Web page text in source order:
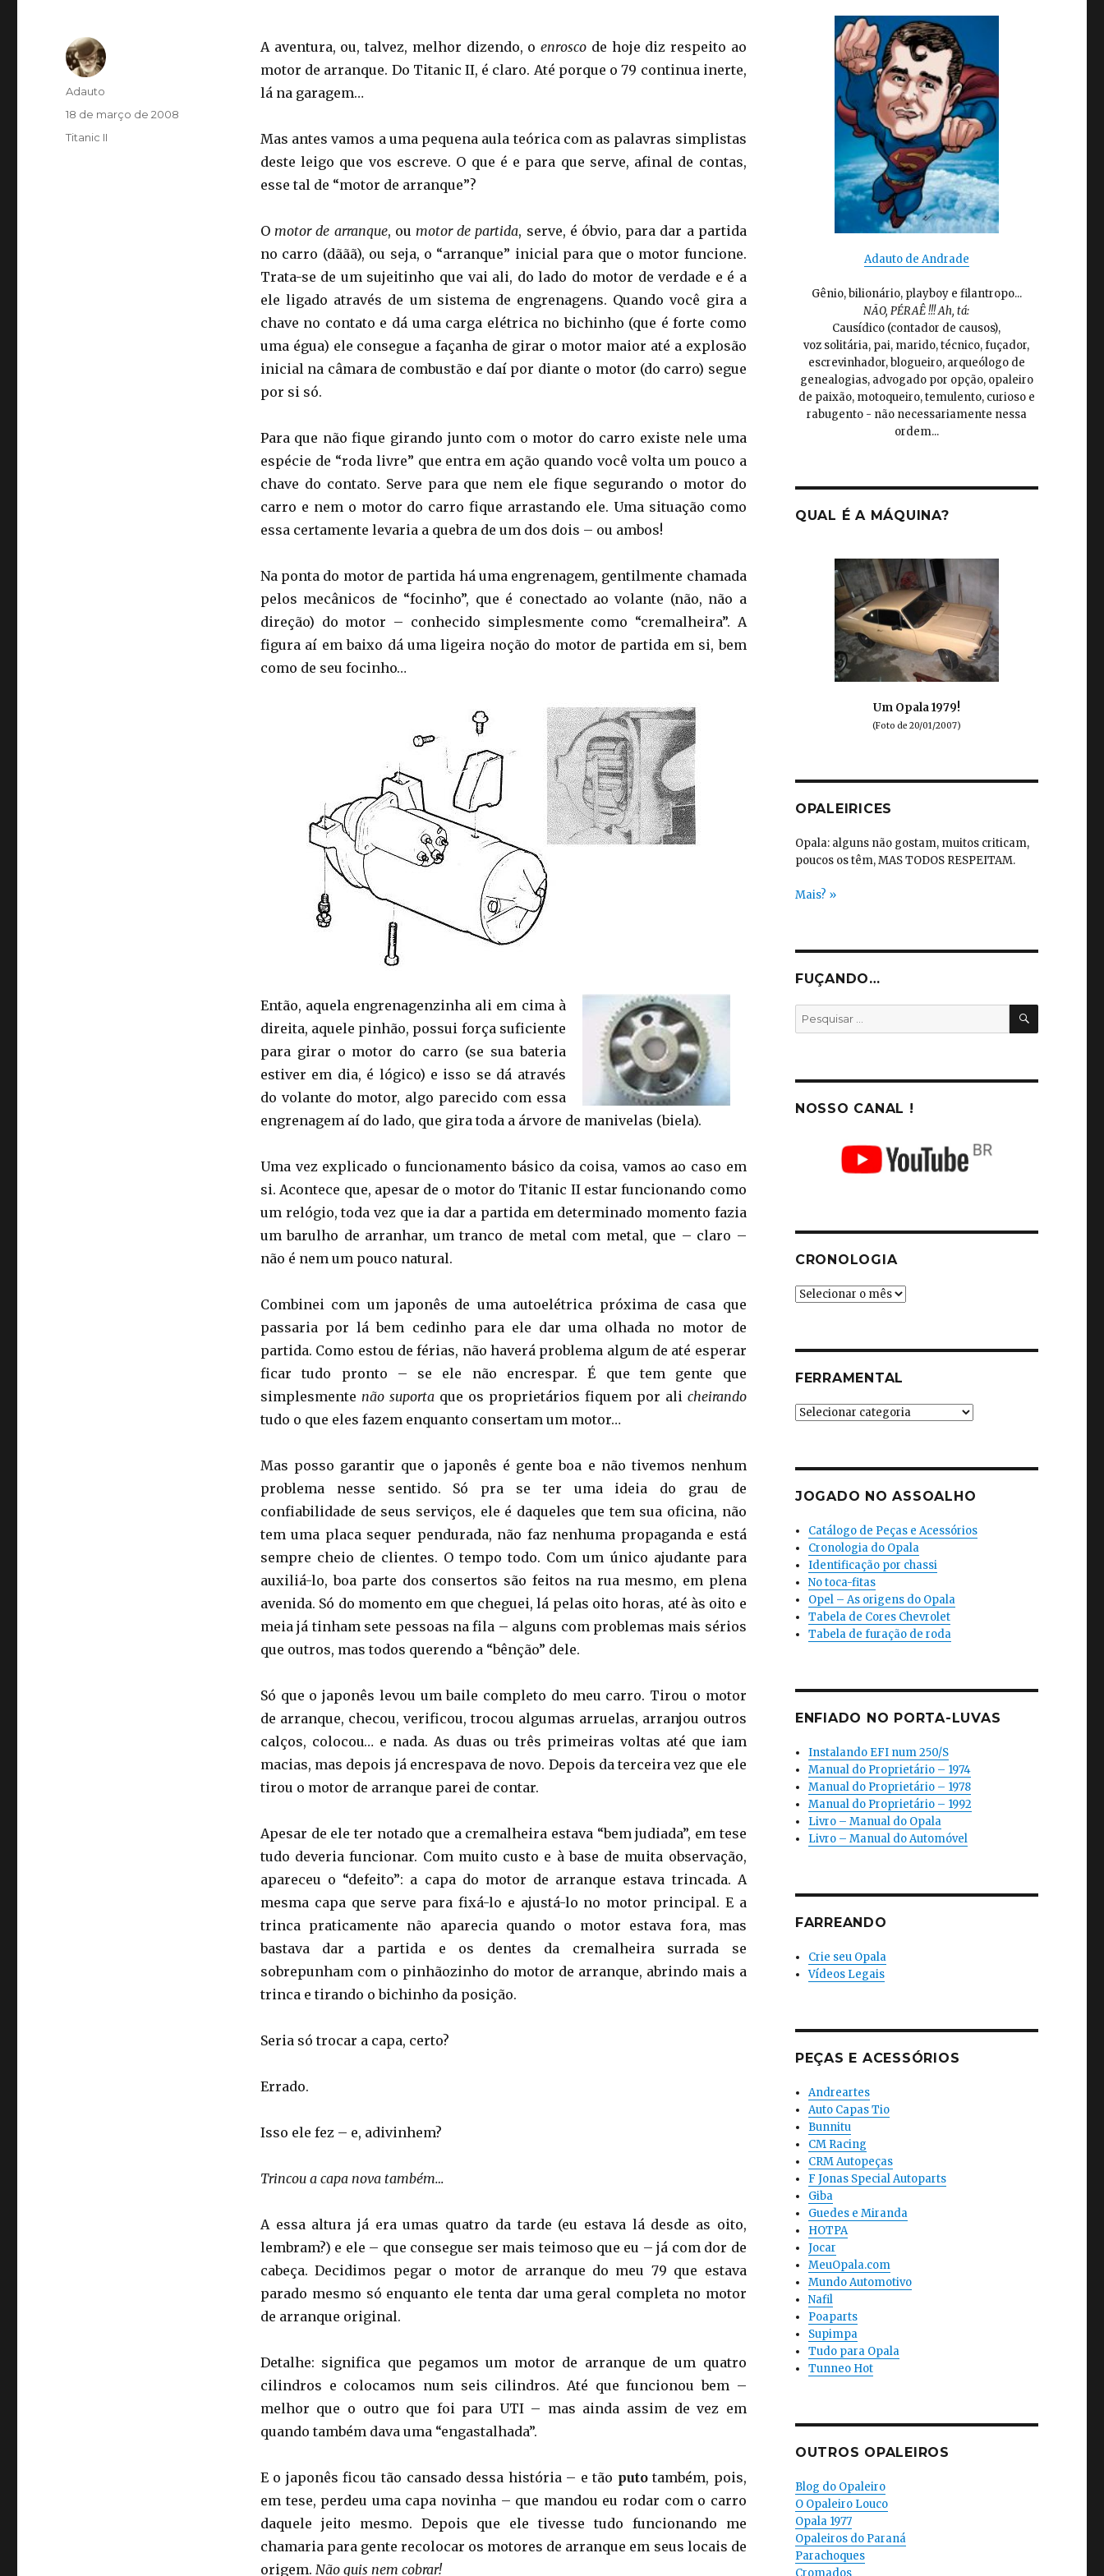
A aventura, ou, talvez, melhor dizendo, oenrosco de hoje diz respeito ao
motor de arranque. Do Titanic II, é claro. Até porque o 79 continua inerte,
lá na garagem…
Mas antes vamos a uma pequena aula teórica com as palavras simplistas
deste leigo que vos escreve. O que é e para que serve, afinal de contas,
esse tal de “motor de arranque”?
Omotor de arranque, ou motor de partida, serve, é óbvio, para dar a partida
no carro (dããã), ou seja, o “arranque” inicial para que o motor funcione.
Trata-se de um sujeitinho que vai ali, do lado do motor de verdade e é a
ele ligado através de um sistema de engrenagens. Quando você gira a
chave no contato e dá uma carga elétrica no bichinho (que é forte como
uma égua) ele consegue a façanha de girar o motor maior até a explosão
inicial na câmara de combustão e daí por diante o motor (do carro) segue
por si só.
Para que não fique girando junto com o motor do carro existe nele uma
espécie de “roda livre” que entra em ação quando você volta um pouco a
chave do contato. Serve para que nem ele fique segurando o motor do
carro e nem o motor do carro fique arrastando ele. Uma situação como
essa certamente levaria a quebra de um dos dois – ou ambos!
Na ponta do motor de partida há uma engrenagem, gentilmente chamada
pelos mecânicos de “focinho”, que é conectado ao volante (não, não a
direção) do motor – conhecido simplesmente como “cremalheira”. A
figura aí em baixo dá uma ligeira noção do motor de partida em si, bem
como de seu focinho…
Então, aquela engrenagenzinha ali em cima à
direita, aquele pinhão, possui força suficiente
para girar o motor do carro (se sua bateria
estiver em dia, é lógico) e isso se dá através
do volante do motor, algo parecido com essa
engrenagem aí do lado, que gira toda a árvore de manivelas (biela).
Uma vez explicado o funcionamento básico da coisa, vamos ao caso em
si. Acontece que, apesar de o motor do Titanic II estar funcionando como
um relógio, toda vez que ia dar a partida em determinado momento fazia
um barulho de arranhar, um tranco de metal com metal, que – claro –
não é nem um pouco natural.
Combinei com um japonês de uma autoelétrica próxima de casa que
passaria por lá bem cedinho para ele dar uma olhada no motor de
partida. Como estou de férias, não haverá problema algum de até esperar
ficar tudo pronto – se ele não encrespar. É que tem gente que
simplesmente não suportaque os proprietários fiquem por ali cheirando
tudo o que eles fazem enquanto consertam um motor…
Mas posso garantir que o japonês é gente boa e não tivemos nenhum
problema nesse sentido. Só pra se ter uma ideia do grau de
confiabilidade de seus serviços, ele é daqueles que tem sua oficina, não
tem uma placa sequer pendurada, não faz nenhuma propaganda e está
sempre cheio de clientes. O tempo todo. Com um único ajudante para
auxiliá-lo, boa parte dos consertos são feitos na rua mesmo, em plena
avenida. Só do momento em que cheguei, lá pelas oito horas, até às oito e
meia já tinham sete pessoas na fila – alguns com problemas mais sérios
que outros, mas todos querendo a “bênção” dele.
Só que o japonês levou um baile completo do meu carro. Tirou o motor
de arranque, checou, verificou, trocou algumas arruelas, arranjou outros
calços, colocou… e nada. As duas ou três primeiras voltas até que iam
macias, mas depois já encrespava de novo. Depois da terceira vez que ele
tirou o motor de arranque parei de contar.
Apesar de ele ter notado que a cremalheira estava “bem judiada”, em tese
tudo deveria funcionar. Com muito custo e à base de muita observação,
apareceu o “defeito”: a capa do motor de arranque estava trincada. A
mesma capa que serve para fixá-lo e ajustá-lo no motor principal. E a
trinca praticamente não aparecia quando o motor estava fora, mas
bastava dar a partida e os dentes da cremalheira surrada se
sobrepunham com o pinhãozinho do motor de arranque, abrindo mais a
trinca e tirando o bichinho da posição.
Seria só trocar a capa, certo?
Errado.
Isso ele fez – e, adivinhem?
Trincou a capa nova também…
A essa altura já era umas quatro da tarde (eu estava lá desde as oito,
lembram?) e ele – que consegue ser mais teimoso que eu – já com dor de
cabeça. Decidimos pegar o motor de arranque do meu 79 que estava
parado mesmo só enquanto ele tenta dar uma geral completa no motor
de arranque original.
Detalhe: significa que pegamos um motor de arranque de um quatro
cilindros e colocamos num seis cilindros. Até que funcionou bem –
melhor que o outro que foi para UTI – mas ainda assim de vez em
quando também dava uma “engastalhada”.
E o japonês ficou tão cansado dessa história – e tão putotambém, pois,
em tese, perdeu uma capa novinha – que mandou eu rodar com o carro
daquele jeito mesmo. Depois que ele tivesse tudo funcionando me
chamaria para gente recolocar os motores de arranque em seus locais de
origem. Não quis nem cobrar!
Autor
Adauto
Publicado
em
18 de março de 2008
Categorias
Titanic II
Adauto de Andrade
Gênio, bilionário, playboy e filantropo...
NÃO, PÉRAÊ !!! Ah, tá:
Causídico (contador de causos),
voz solitária, pai, marido, técnico, fuçador,
escrevinhador, blogueiro, arqueólogo de
genealogias, advogado por opção, opaleiro
de paixão, motoqueiro, temulento, curioso e
rabugento - não necessariamente nessa
ordem...
QUAL É A MÁQUINA?
Um Opala 1979!
(Foto de 20/01/2007)
OPALEIRICES
Opala: alguns não gostam, muitos criticam,
poucos os têm, MAS TODOS RESPEITAM.
Mais? »
FUÇANDO…
Pesquisar
por:
NOSSO CANAL !
CRONOLOGIA
Cronologia
FERRAMENTAL
Ferramental
JOGADO NO ASSOALHO
Catálogo de Peças e Acessórios
Cronologia do Opala
Identificação por chassi
No toca-fitas
Opel – As origens do Opala
Tabela de Cores Chevrolet
Tabela de furação de roda
ENFIADO NO PORTA-LUVAS
Instalando EFI num 250/S
Manual do Proprietário – 1974
Manual do Proprietário – 1978
Manual do Proprietário – 1992
Livro – Manual do Opala
Livro – Manual do Automóvel
FARREANDO
Crie seu Opala
Vídeos Legais
PEÇAS E ACESSÓRIOS
Andreartes
Auto Capas Tio
Bunnitu
CM Racing
CRM Autopeças
F Jonas Special Autoparts
Giba
Guedes e Miranda
HOTPA
Jocar
MeuOpala.com
Mundo Automotivo
Nafil
Poaparts
Supimpa
Tudo para Opala
Tunneo Hot
OUTROS OPALEIROS
Blog do Opaleiro
O Opaleiro Louco
Opala 1977
Opaleiros do Paraná
Parachoques